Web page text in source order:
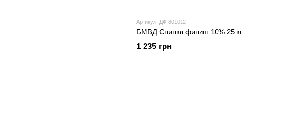
Артикул: ДФ-801012
БМВД Свинка финиш 10% 25 кг
1 235 грн